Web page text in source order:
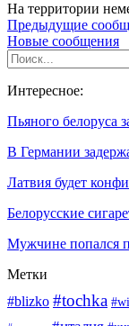
На территории
Предыдущие
Новые сообщения
Интересное:
Пьяного белоруса
В Германии
Латвия будет
Белорусские
Мужчине попался
Метки
#blizko #tochka